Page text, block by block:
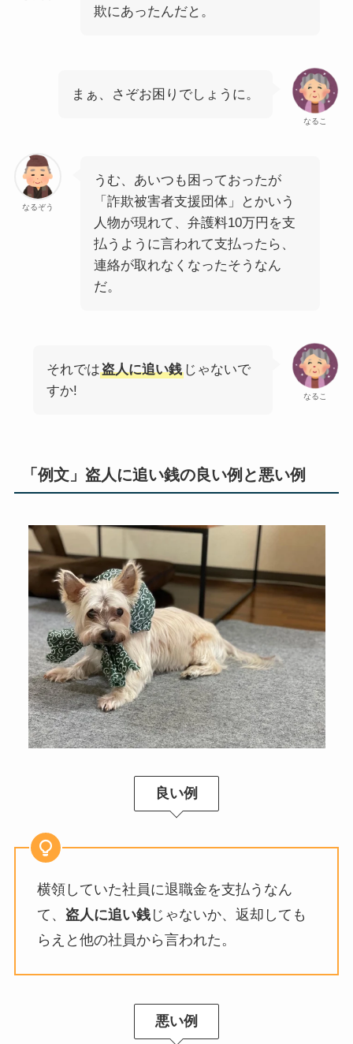
欺にあったんだと。
なるこ
まぁ、さぞお困りでしょうに。
なるぞう
うむ、あいつも困っておったが
「詐欺被害者支援団体」とかいう
人物が現れて、弁護料10万円を支
払うように言われて支払ったら、
連絡が取れなくなったそうなん
だ。
なるこ
それでは盗人に追い銭じゃないで
すか!
「例文」盗人に追い銭の良い例と悪い例
良い例
横領していた社員に退職金を支払うなん
て、 盗人に追い銭じゃないか、返却しても
らえと他の社員から言われた。
悪い例